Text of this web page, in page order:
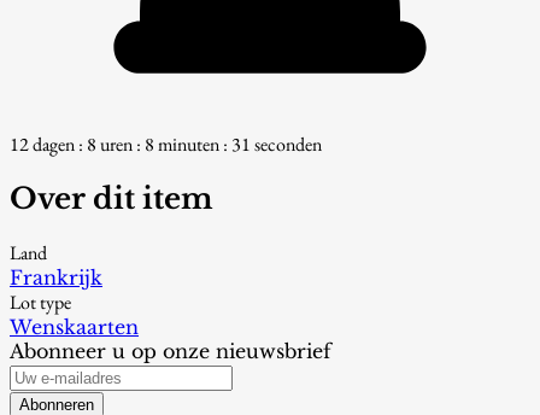
12 dagen : 8 uren : 8 minuten : 29 seconden
Over dit item
Land
Frankrijk
Lot type
Wenskaarten
Abonneer u op onze nieuwsbrief
Abonneren